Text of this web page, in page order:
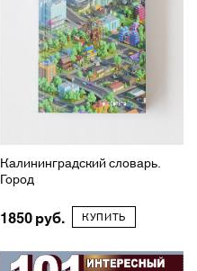
Калининградский словарь.
Город
1850 КУПИТЬ